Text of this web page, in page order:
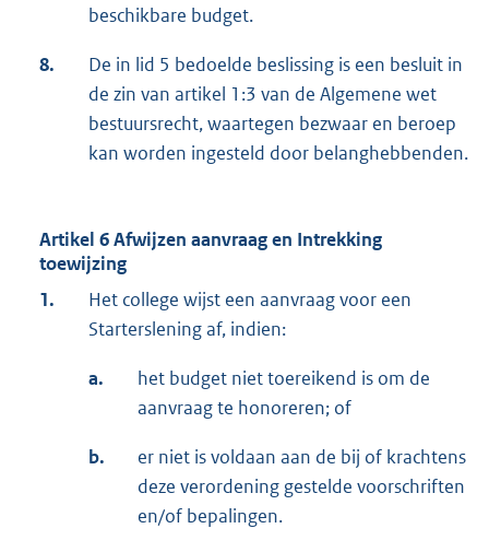
beschikbare budget.
8.
De in lid 5 bedoelde beslissing is een besluit in
de zin van artikel 1:3 van de Algemene wet
bestuursrecht, waartegen bezwaar en beroep
kan worden ingesteld door belanghebbenden.
Artikel 6 Afwijzen aanvraag en Intrekking
toewijzing
1.
Het college wijst een aanvraag voor een
Starterslening af, indien:
a.
het budget niet toereikend is om de
aanvraag te honoreren; of
b.
er niet is voldaan aan de bij of krachtens
deze verordening gestelde voorschriften
en/of bepalingen.